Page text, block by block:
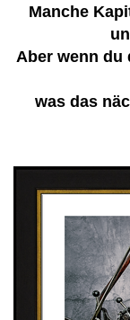
Manche
Aber wenn du
was das